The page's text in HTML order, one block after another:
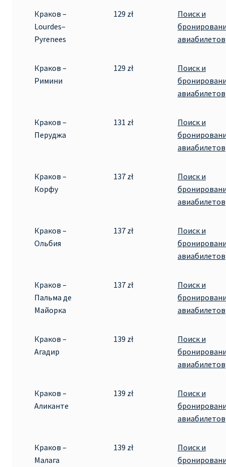
Краков –
Lourdes–
Pyrenees
129 zł
Поиск и
авиабилетов
Краков –
Римини
129 zł
Поиск и
авиабилетов
Краков –
Перуджа
131 zł
Поиск и
авиабилетов
Краков –
Корфу
137 zł
Поиск и
авиабилетов
Краков –
Ольбия
137 zł
Поиск и
авиабилетов
Краков –
Пальма де
Майорка
137 zł
Поиск и
авиабилетов
Краков –
Агадир
139 zł
Поиск и
авиабилетов
Краков –
Аликанте
139 zł
Поиск и
авиабилетов
Краков –
Малага
139 zł
Поиск и